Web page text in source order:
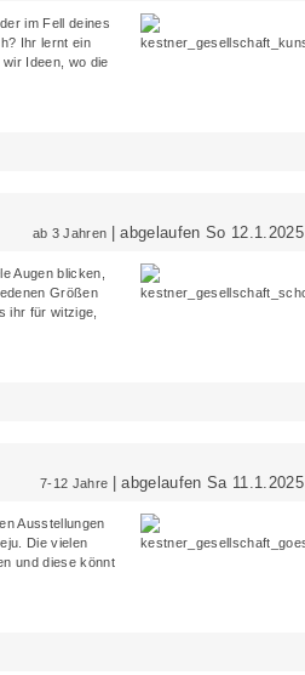
im Fell deines
Ihr lernt ein
Ideen, wo die
ab 3 Jahren | abgelaufen So 12.1.2025
Augen blicken,
Größen
ihr für witzige,
7-12 Jahre | abgelaufen Sa 11.1.2025
Ausstellungen
. Die vielen
und diese könnt